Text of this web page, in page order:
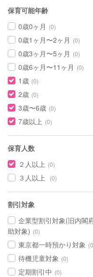
保育可能年齢
0歳0ヶ月 (0)
0歳1ヶ月〜2ヶ月 (0)
0歳3ヶ月〜5ヶ月 (0)
0歳6ヶ月〜11ヶ月 (0)
1歳 (0)
2歳 (0)
3歳〜6歳 (0)
7歳以上 (0)
保育人数
２人以上 (0)
３人以上 (0)
割引対象
企業型割引対象(旧内閣
助対象) (0)
東京都一時預かり対象
待機児童対象 (0)
定期割引中 (0)